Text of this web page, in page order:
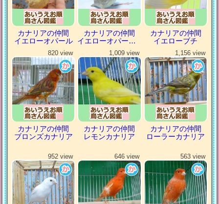
カナリアの仲間
イエローオパール
カナリアの仲間
イエローオパールシナモン
カナリアの仲間
イエローブチ
820 view
カナリアの仲間
ブロンズカナリア
1,009 view
カナリアの仲間
レモンカナリア
1,156 view
カナリアの仲間
ローラーカナリア
952 view 646 view 563 view